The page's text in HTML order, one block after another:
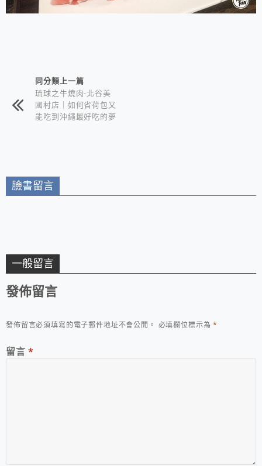
相連文章同分類上一篇
琉球之牛燒肉-北谷美
國村店｜如何省荷包又
能吃到沖繩最好吃的夢
臉書留言
一般留言
發佈留言
發佈留言必須填寫的電子郵件地址不會公開。 必填欄位標示為*
留言 *